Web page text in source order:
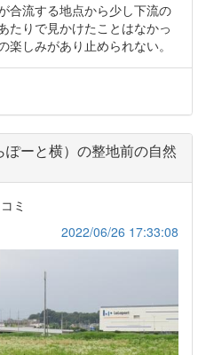
合流する地点から少し下流の
たりで見かけたことはなかっ
しみがあり止められない。
ーと横）の整地前の自然
ミ
2022/06/26 17:33:08